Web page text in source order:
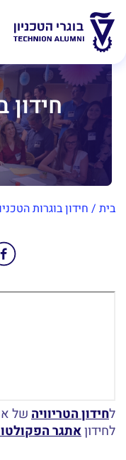
חידון
בית / חידון בוגרות
לחידון הטריוויהשל
לחידוןאתגר